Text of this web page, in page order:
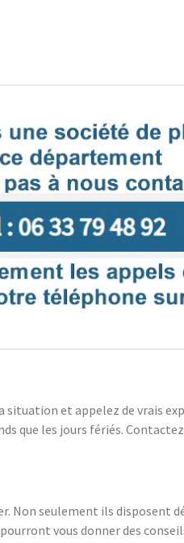
situation et appelez de vrais
que les jours fériés.
Non seulement ils disposent
vous donner des